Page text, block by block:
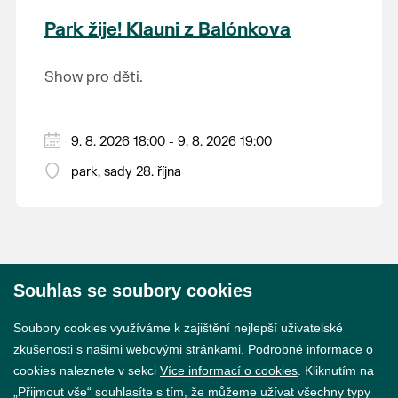
krajina na světě, která je zapsána na Seznam
světového přírodního a kulturního dědictví
Park žije! Klauni z Balónkova
Show pro děti.
9. 8. 2026 18:00 - 9. 8. 2026 19:00
park, sady 28. října
Souhlas se soubory cookies
Soubory cookies využíváme k zajištění nejlepší uživatelské
zkušenosti s našimi webovými stránkami. Podrobné informace o
cookies naleznete v sekci Více informací o cookies . Kliknutím na
„Přijmout vše“ souhlasíte s tím, že můžeme užívat všechny typy